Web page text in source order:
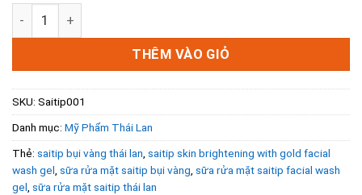
Sữa Rửa Mặt Saitip Bụi Vàng Facial Wash Gel 250ml số
THÊM VÀO GIỎ
SKU: Saitip001
Danh mục: Mỹ Phẩm Thái Lan
Thẻ: saitip bụi vàng thái lan, saitip skin brightening with gold facial
wash gel, sữa rửa mặt saitip bụi vàng, sữa rửa mặt saitip facial wash
gel, sữa rửa mặt saitip thái lan